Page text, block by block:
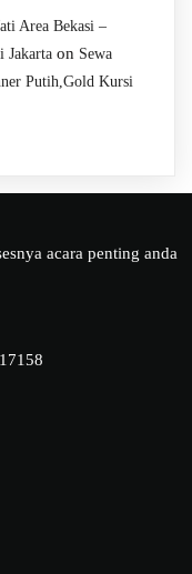
Area Bekasi –
Jakarta on Sewa
Putih,Gold Kursi
acara penting anda